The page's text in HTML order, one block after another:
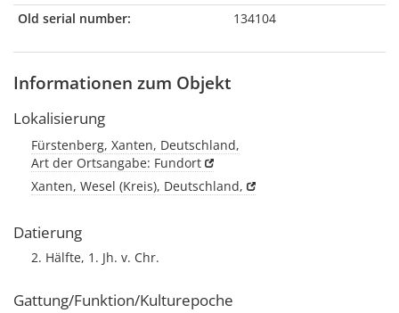
Old serial number:
134104
Informationen zum Objekt
Lokalisierung
Fürstenberg, Xanten, Deutschland,
Art der Ortsangabe: Fundort
Xanten, Wesel (Kreis), Deutschland,
Datierung
2. Hälfte, 1. Jh. v. Chr.
Gattung/Funktion/Kulturepoche